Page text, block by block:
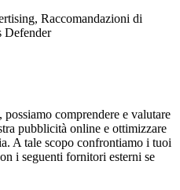
Raccomandazioni di
Defender
comprendere e valutare
pubblicità online e ottimizzare
A tale scopo confrontiamo i tuoi
i seguenti fornitori esterni se